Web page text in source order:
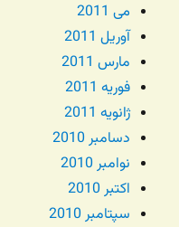
می 2011
آوریل 2011
مارس 2011
فوریه 2011
ژانویه 2011
دسامبر 2010
نوامبر 2010
اکتبر 2010
سپتامبر 2010